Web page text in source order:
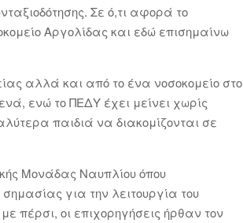
Σε ό,τι αφορά το
Αργολίδας και εδώ επισημαίνω
αλλά και από το ένα νοσοκομείο στο
ενώ το ΠΕΔΥ έχει μείνει χωρίς
παιδιά να διακομίζονται σε
Μονάδας Ναυπλίου όπου
για την λειτουργία του
πέρσι, οι επιχορηγήσεις ήρθαν τον